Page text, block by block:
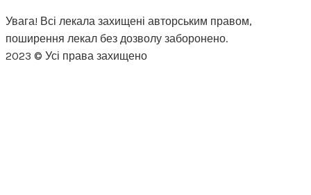
Увага! Всі лекала захищені авторським правом,
поширення лекал без дозволу заборонено.
2023 © Усі права захищено